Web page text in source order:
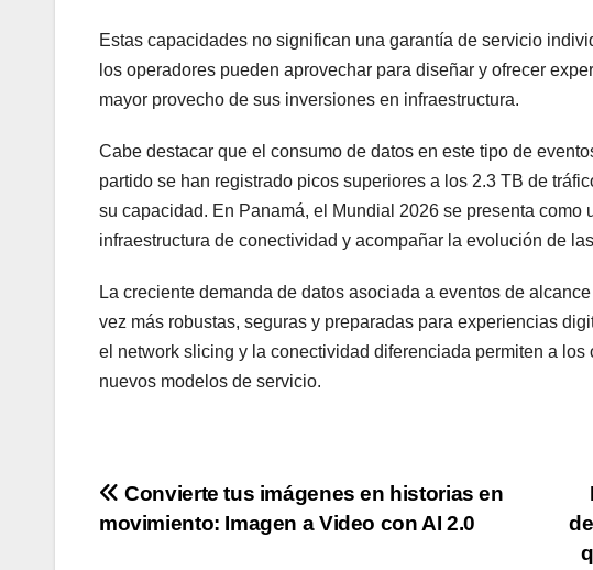
Estas capacidades no significan una garantía de servicio
los operadores pueden aprovechar para diseñar y ofrecer
mayor provecho de sus inversiones en infraestructura.
Cabe destacar que el consumo de datos en este tipo de
partido se han registrado picos superiores a los 2.3 TB de
su capacidad. En Panamá, el Mundial 2026 se presenta
infraestructura de conectividad y acompañar la evolución de
La creciente demanda de datos asociada a eventos de
vez más robustas, seguras y preparadas para experiencias
el network slicing y la conectividad diferenciada permiten a
nuevos modelos de servicio.
Navegación
Convierte tus imágenes en historias en
movimiento: Imagen a Video con AI 2.0